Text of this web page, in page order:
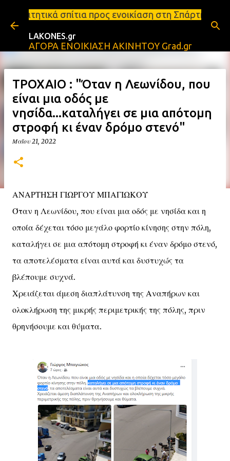
Μετάβαση στο κύριο περιεχόμενο
προς ενοικίαση στη Σπάρτη Ενοικιάσεις
LAKONES.gr
ΑΓΟΡΑ ΕΝΟΙΚΙΑΣΗ ΑΚΙΝΗΤΟΥ Grad.gr
ΤΡΟΧΑΙΟ : "Όταν η Λεωνίδου, που
είναι μια οδός με
νησίδα...καταλήγει σε μια απότομη
στροφή κι έναν δρόμο στενό"
Μαΐου 21, 2022
ΑΝΑΡΤΗΣΗ ΓΙΩΡΓΟΥ ΜΠΑΓΙΩΚΟΥ
Όταν η Λεωνίδου, που είναι μια οδός με νησίδα και η
οποία δέχεται τόσο μεγάλο φορτίο κίνησης στην πόλη,
καταλήγει σε μια απότομη στροφή κι έναν δρόμο στενό,
τα αποτελέσματα είναι αυτά και δυστυχώς τα
βλέπουμε συχνά.
Χρειάζεται άμεση διαπλάτυνση της Αναπήρων και
ολοκλήρωση της μικρής περιμετρικής της πόλης, πριν
θρηνήσουμε και θύματα.